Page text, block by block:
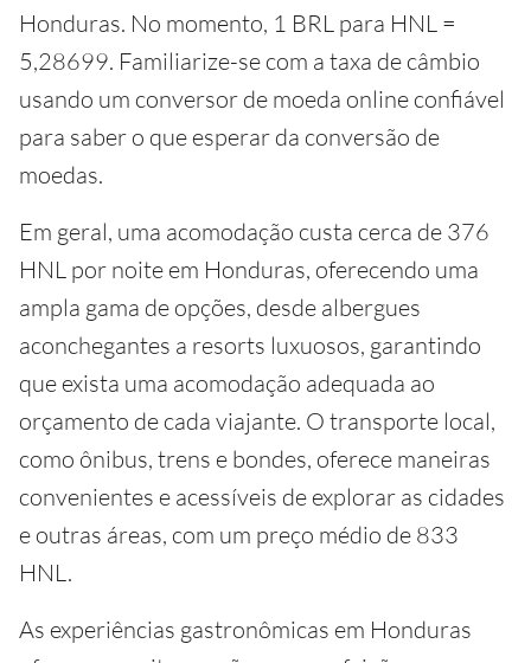
Honduras. No momento, 1 BRL para HNL =
5,28699. Familiarize-se com a taxa de câmbio
usando um conversor de moeda online confiável
para saber o que esperar da conversão de
moedas.
Em geral, uma acomodação custa cerca de 376
HNL por noite em Honduras, oferecendo uma
ampla gama de opções, desde albergues
aconchegantes a resorts luxuosos, garantindo
que exista uma acomodação adequada ao
orçamento de cada viajante. O transporte local,
como ônibus, trens e bondes, oferece maneiras
convenientes e acessíveis de explorar as cidades
e outras áreas, com um preço médio de 833
HNL.
As experiências gastronômicas em Honduras